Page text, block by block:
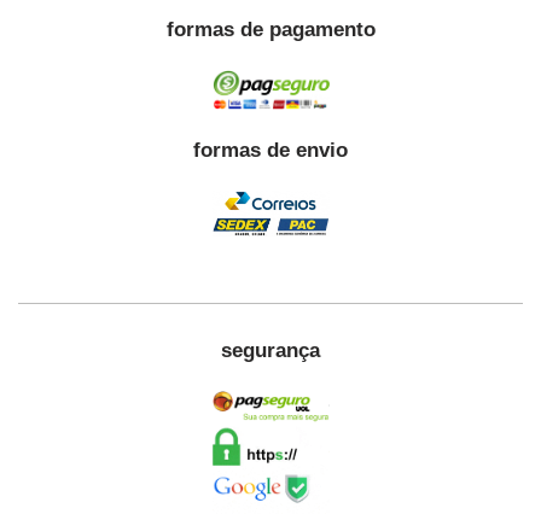
formas de pagamento
formas de envio
segurança